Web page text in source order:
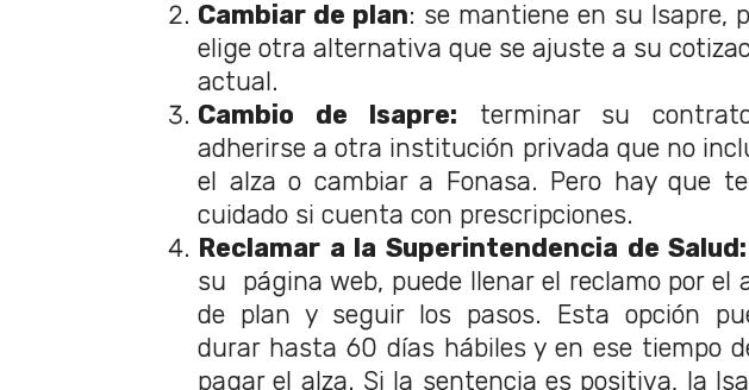
Cambiar de plan: se mantiene en su Isapre,
elige otra alternativa que se ajuste a su
actual.
Cambio de Isapre: terminar su
adherirse a otra institución privada que no
el alza o cambiar a Fonasa. Pero hay que
cuidado si cuenta con prescripciones.
Reclamar a la Superintendencia de Salud:
su página web, puede llenar el reclamo por el
de plan y seguir los pasos. Esta opción
durar hasta 60 días hábiles y en ese tiempo
pagar el alza. Si la sentencia es positiva, la